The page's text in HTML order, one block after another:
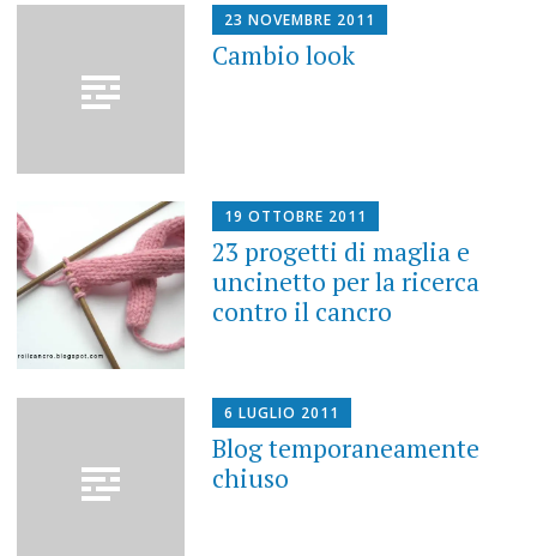
23 NOVEMBRE 2011
Cambio look
19 OTTOBRE 2011
23 progetti di maglia e
uncinetto per la ricerca
contro il cancro
6 LUGLIO 2011
Blog temporaneamente
chiuso